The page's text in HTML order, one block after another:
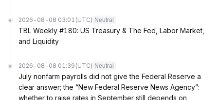
2026-08-08 03:01 (UTC) Neutral
TBL Weekly #180: US Treasury & The Fed, Labor Market,
and Liquidity
2026-08-08 01:39 (UTC) Neutral
July nonfarm payrolls did not give the Federal Reserve a
clear answer; the “New Federal Reserve News Agency”:
whether to raise rates in September still depends on